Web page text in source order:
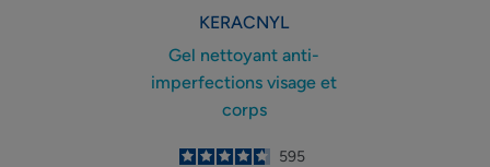
KERACNYL
Gel nettoyant anti-
imperfections visage et
corps
4.7
/
5
595